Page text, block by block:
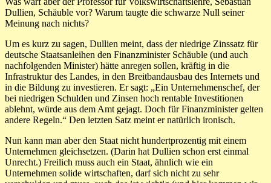
Dullien, Schäuble vor? Warum taugte die schwarze Null seiner
Meinung nach nichts?
Um es kurz zu sagen, Dullien meint, dass der niedrige Zinssatz für
deutsche Staatsanleihen den Finanzminister Schäuble (und auch
nachfolgenden Minister) hätte anregen sollen, kräftig in die
Infrastruktur des Landes, in den Breitbandausbau des Internets und
in die Bildung zu investieren. Er sagt: „Ein Unternehmenschef, der
bei niedrigen Schulden und Zinsen hoch rentable Investitionen
ablehnt, würde aus dem Amt gejagt. Doch für Finanzminister gelten
andere Regeln.“ Den letzten Satz meint er natürlich ironisch.
Nun kann man aber den Staat nicht hundertprozentig mit einem
Unternehmen gleichsetzen. (Darin hat Dullien schon erst einmal
Unrecht.) Freilich muss auch ein Staat, ähnlich wie ein
Unternehmen solide wirtschaften, darf sich nicht zu sehr